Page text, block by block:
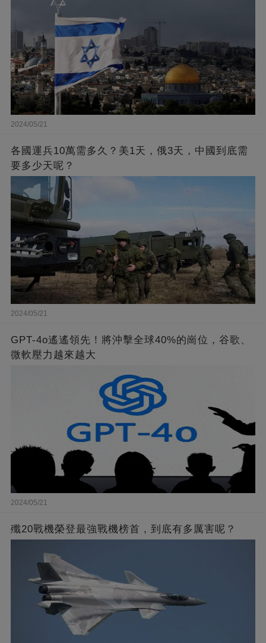
2024/05/21
各國運兵10萬需多久？美1天，俄3天，中國到底需
要多少天呢？
2024/05/21
GPT-4o遙遙領先！將沖擊全球40%的崗位，谷歌、
微軟壓力越來越大
2024/05/21
殲20戰機榮登最強戰機榜首，到底有多厲害呢？